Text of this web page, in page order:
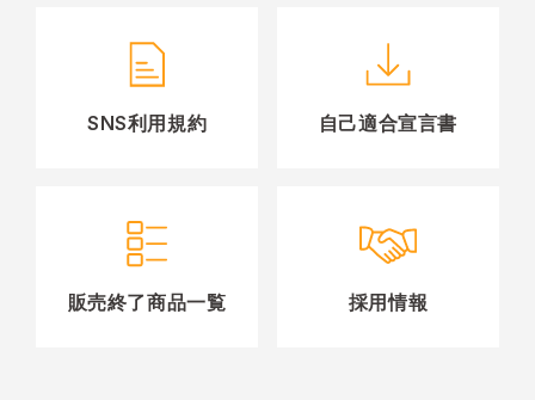
SNS利用規約 自己適合宣言書
販売終了商品一覧 採用情報